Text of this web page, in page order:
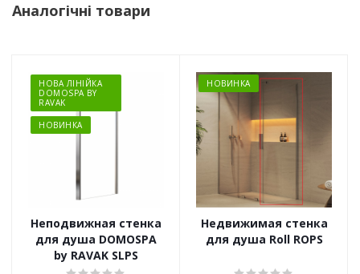
Аналогічні товари
НОВА ЛІНІЙКА
DOMOSPA BY
RAVAK
НОВИНКА
Неподвижная стенка
для душа DOMOSPA
by RAVAK SLPS
НОВИНКА
Недвижимая стенка
для душа Roll ROPS